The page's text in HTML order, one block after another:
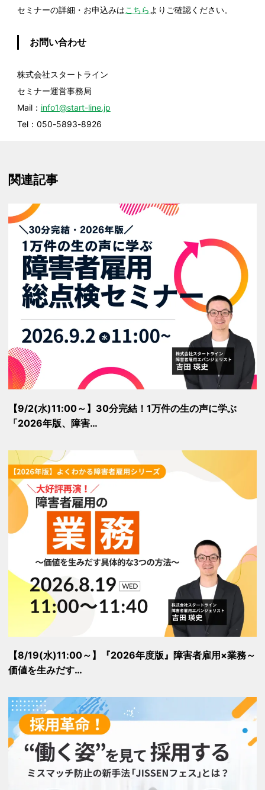
セミナーの詳細・お申込みはこちら よりご確認ください。
お問い合わせ
株式会社スタートライン
セミナー運営事務局
Mail： info1@start-line.jp
Tel：050-5893-8926
関連記事
【9/2(水)11:00～】30分完結！1万件の生の声に学ぶ
「2026年版、障害…
【8/19(水)11:00～】『2026年度版』障害者雇用×業務～
価値を生みだす…